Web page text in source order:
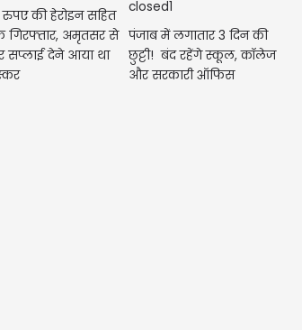
रुपए की हेरोइन सहित
गिरफ्तार, अमृतसर से
सप्लाई देने आया था
पंजाब में लगातार 3 दिन की
छुट्टी! बंद रहेंगे स्कूल, कॉलेज
और सरकारी ऑफिस